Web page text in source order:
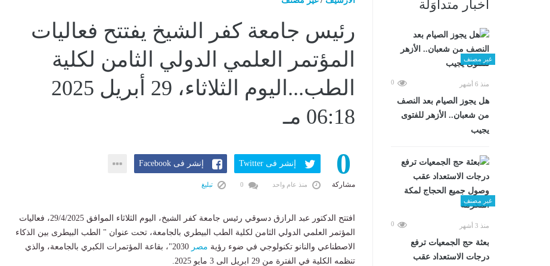
أخبار متداوَلة
غير مصنف
منذ 6 أشهر 0
هل يجوز الصيام بعد النصف
من شعبان.. الأزهر للفتوى
يجيب
غير مصنف
منذ 3 أشهر 0
بعثة حج الجمعيات ترفع
درجات الاستعداد عقب
رئيس جامعة كفر الشيخ يفتتح فعاليات
المؤتمر العلمي الدولي الثامن لكلية
الطب...اليوم الثلاثاء، 29 أبريل 2025
06:18 مـ
0
مشاركة
إنشر فى Twitter إنشر فى Facebook
منذ عام واحد تبليغ
افتتح الدكتور عبد الرازق دسوقي رئيس جامعة كفر الشيخ، اليوم الثلاثاء الموافق 29/4/2025، فعاليات
المؤتمر العلمي الدولي الثامن لكلية الطب البيطري بالجامعة، تحت عنوان " الطب البيطرى بين الذكاء
الاصطناعي والنانو تكنولوجي في ضوء رؤية مصر
2030"، بقاعة المؤتمرات الكبري بالجامعة، والذي
تنظمه الكلية في الفترة من 29 ابريل الى 3 مايو 2025.